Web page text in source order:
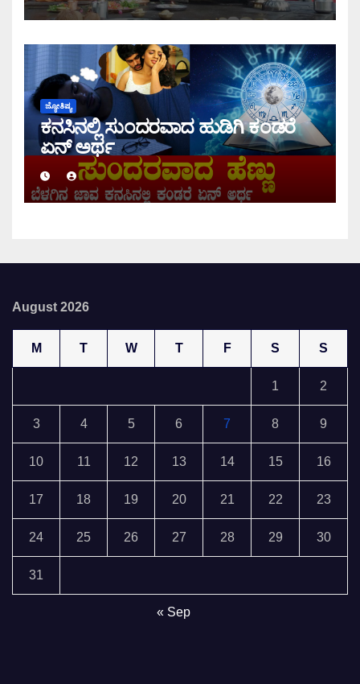
ಜ್ಯೋತಿಷ್ಯ
ಕನಸಿನಲ್ಲಿ ಸುಂದರವಾದ ಹುಡಿಗಿ ಕಂಡರೆ
ಏನ್ ಅರ್ಥ
August 2026
M T W T F S S
1 2
3 4 5 6 7 8 9
10 11 12 13 14 15 16
17 18 19 20 21 22 23
24 25 26 27 28 29 30
31
« Sep